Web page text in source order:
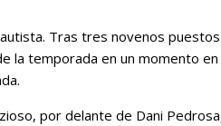
Tras tres novenos
la temporada en un momento
por delante de Dani